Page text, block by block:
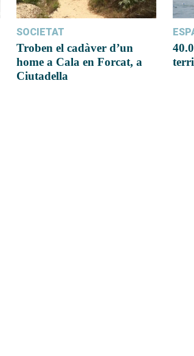
SOCIETAT
Troben el cadàver d’un
home a Cala en Forcat, a
Ciutadella